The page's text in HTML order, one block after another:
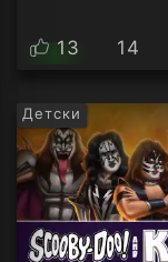
13 14
Детски